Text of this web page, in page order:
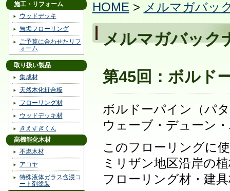
施工・リフォーム
ウッドデッキ
無垢フローリング
ご予算に合わせたリフ
ォーム
取り扱い製品
集成材
天然木化粧合板
フローリング材
ウッドデッキ材
きえすぎくん
高機能化木材
不燃木材
アコヤ
特殊液体ガラス含浸コ
ート剤塗装
HOME > メルマガバッ
メルマガバック
第45回：ボルド
ボルドーパイン（パ
ウェーブ・デューン
このフローリングに
ミリザン地区沿岸の
フローリング材・建